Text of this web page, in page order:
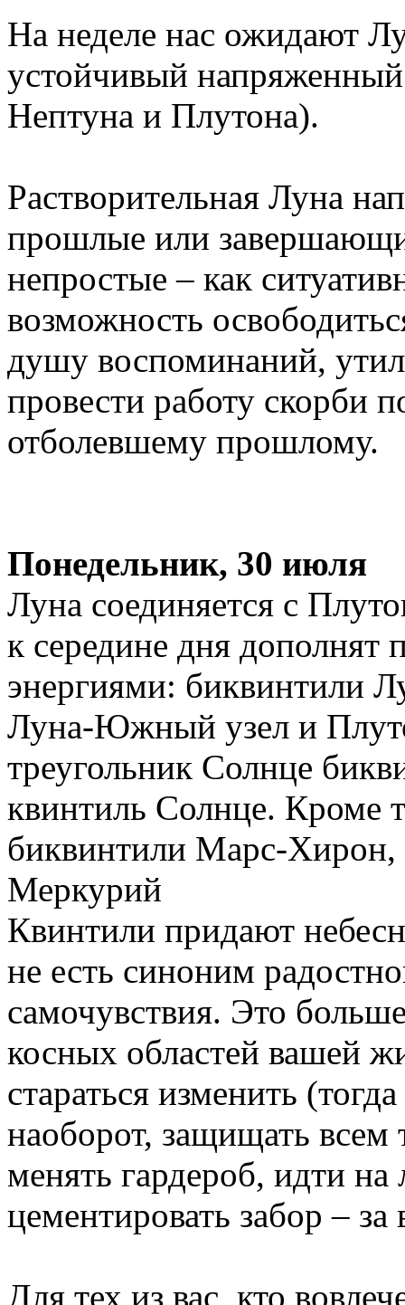
На неделе нас ожидают
устойчивый
Нептуна и Плутона).
Растворительная Луна
прошлые или
непростые – как
возможность
душу воспоминаний,
провести работу скорби
отболевшему прошлому.
Понедельник, 30 июля
Луна соединяется с
к середине дня дополнят
энергиями: биквинтили
Луна-Южный узел и
треугольник Солнце
квинтиль Солнце. Кроме
биквинтили Марс-
Меркурий
Квинтили придают
не есть синоним
самочувствия. Это
косных областей вашей
стараться изменить
наоборот, защищать
менять гардероб, идти
цементировать забор – за
Для тех из вас, кто